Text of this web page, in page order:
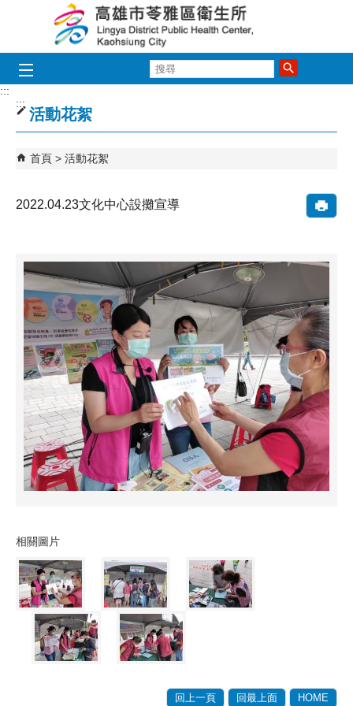
跳到主要內容區塊
尋
:::
:::
活動花絮
首頁 活動花絮
2022.04.23文化中心設攤宣導
相關圖片
回上一頁 回最上面 HOME